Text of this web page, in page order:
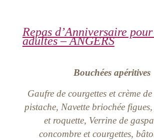
Repas d’Anniversaire
adultes – ANGERS
Bouchées apéritives
Gaufre de courgettes et crème
pistache, Navette briochée
et roquette, Verrine de
concombre et courgettes,